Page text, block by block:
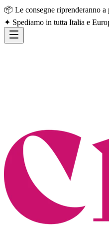
📦 Le consegne riprenderanno a
✦ Spediamo in tutta Italia e